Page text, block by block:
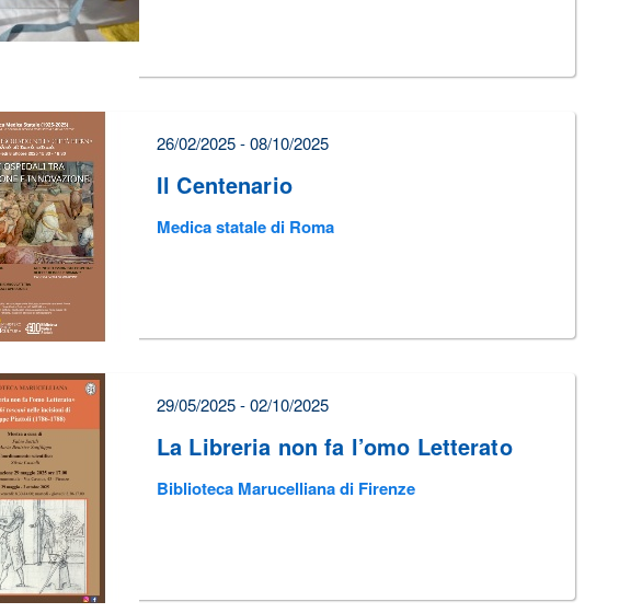
26/02/2025 - 08/10/2025
Il Centenario
Medica statale di Roma
29/05/2025 - 02/10/2025
La Libreria non fa l’omo Letterato
Biblioteca Marucelliana di Firenze